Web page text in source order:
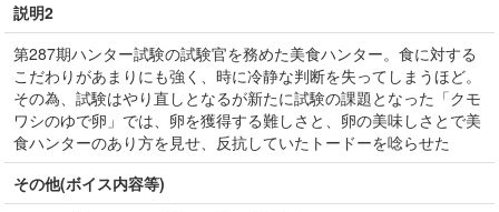
説明2
第287期ハンター試験の試験官を務めた美食ハンター。食に対する
こだわりがあまりにも強く、時に冷静な判断を失ってしまうほど。
その為、試験はやり直しとなるが新たに試験の課題となった「クモ
ワシのゆで卵」では、卵を獲得する難しさと、卵の美味しさとで美
食ハンターのあり方を見せ、反抗していたトードーを唸らせた
その他(ボイス内容等)